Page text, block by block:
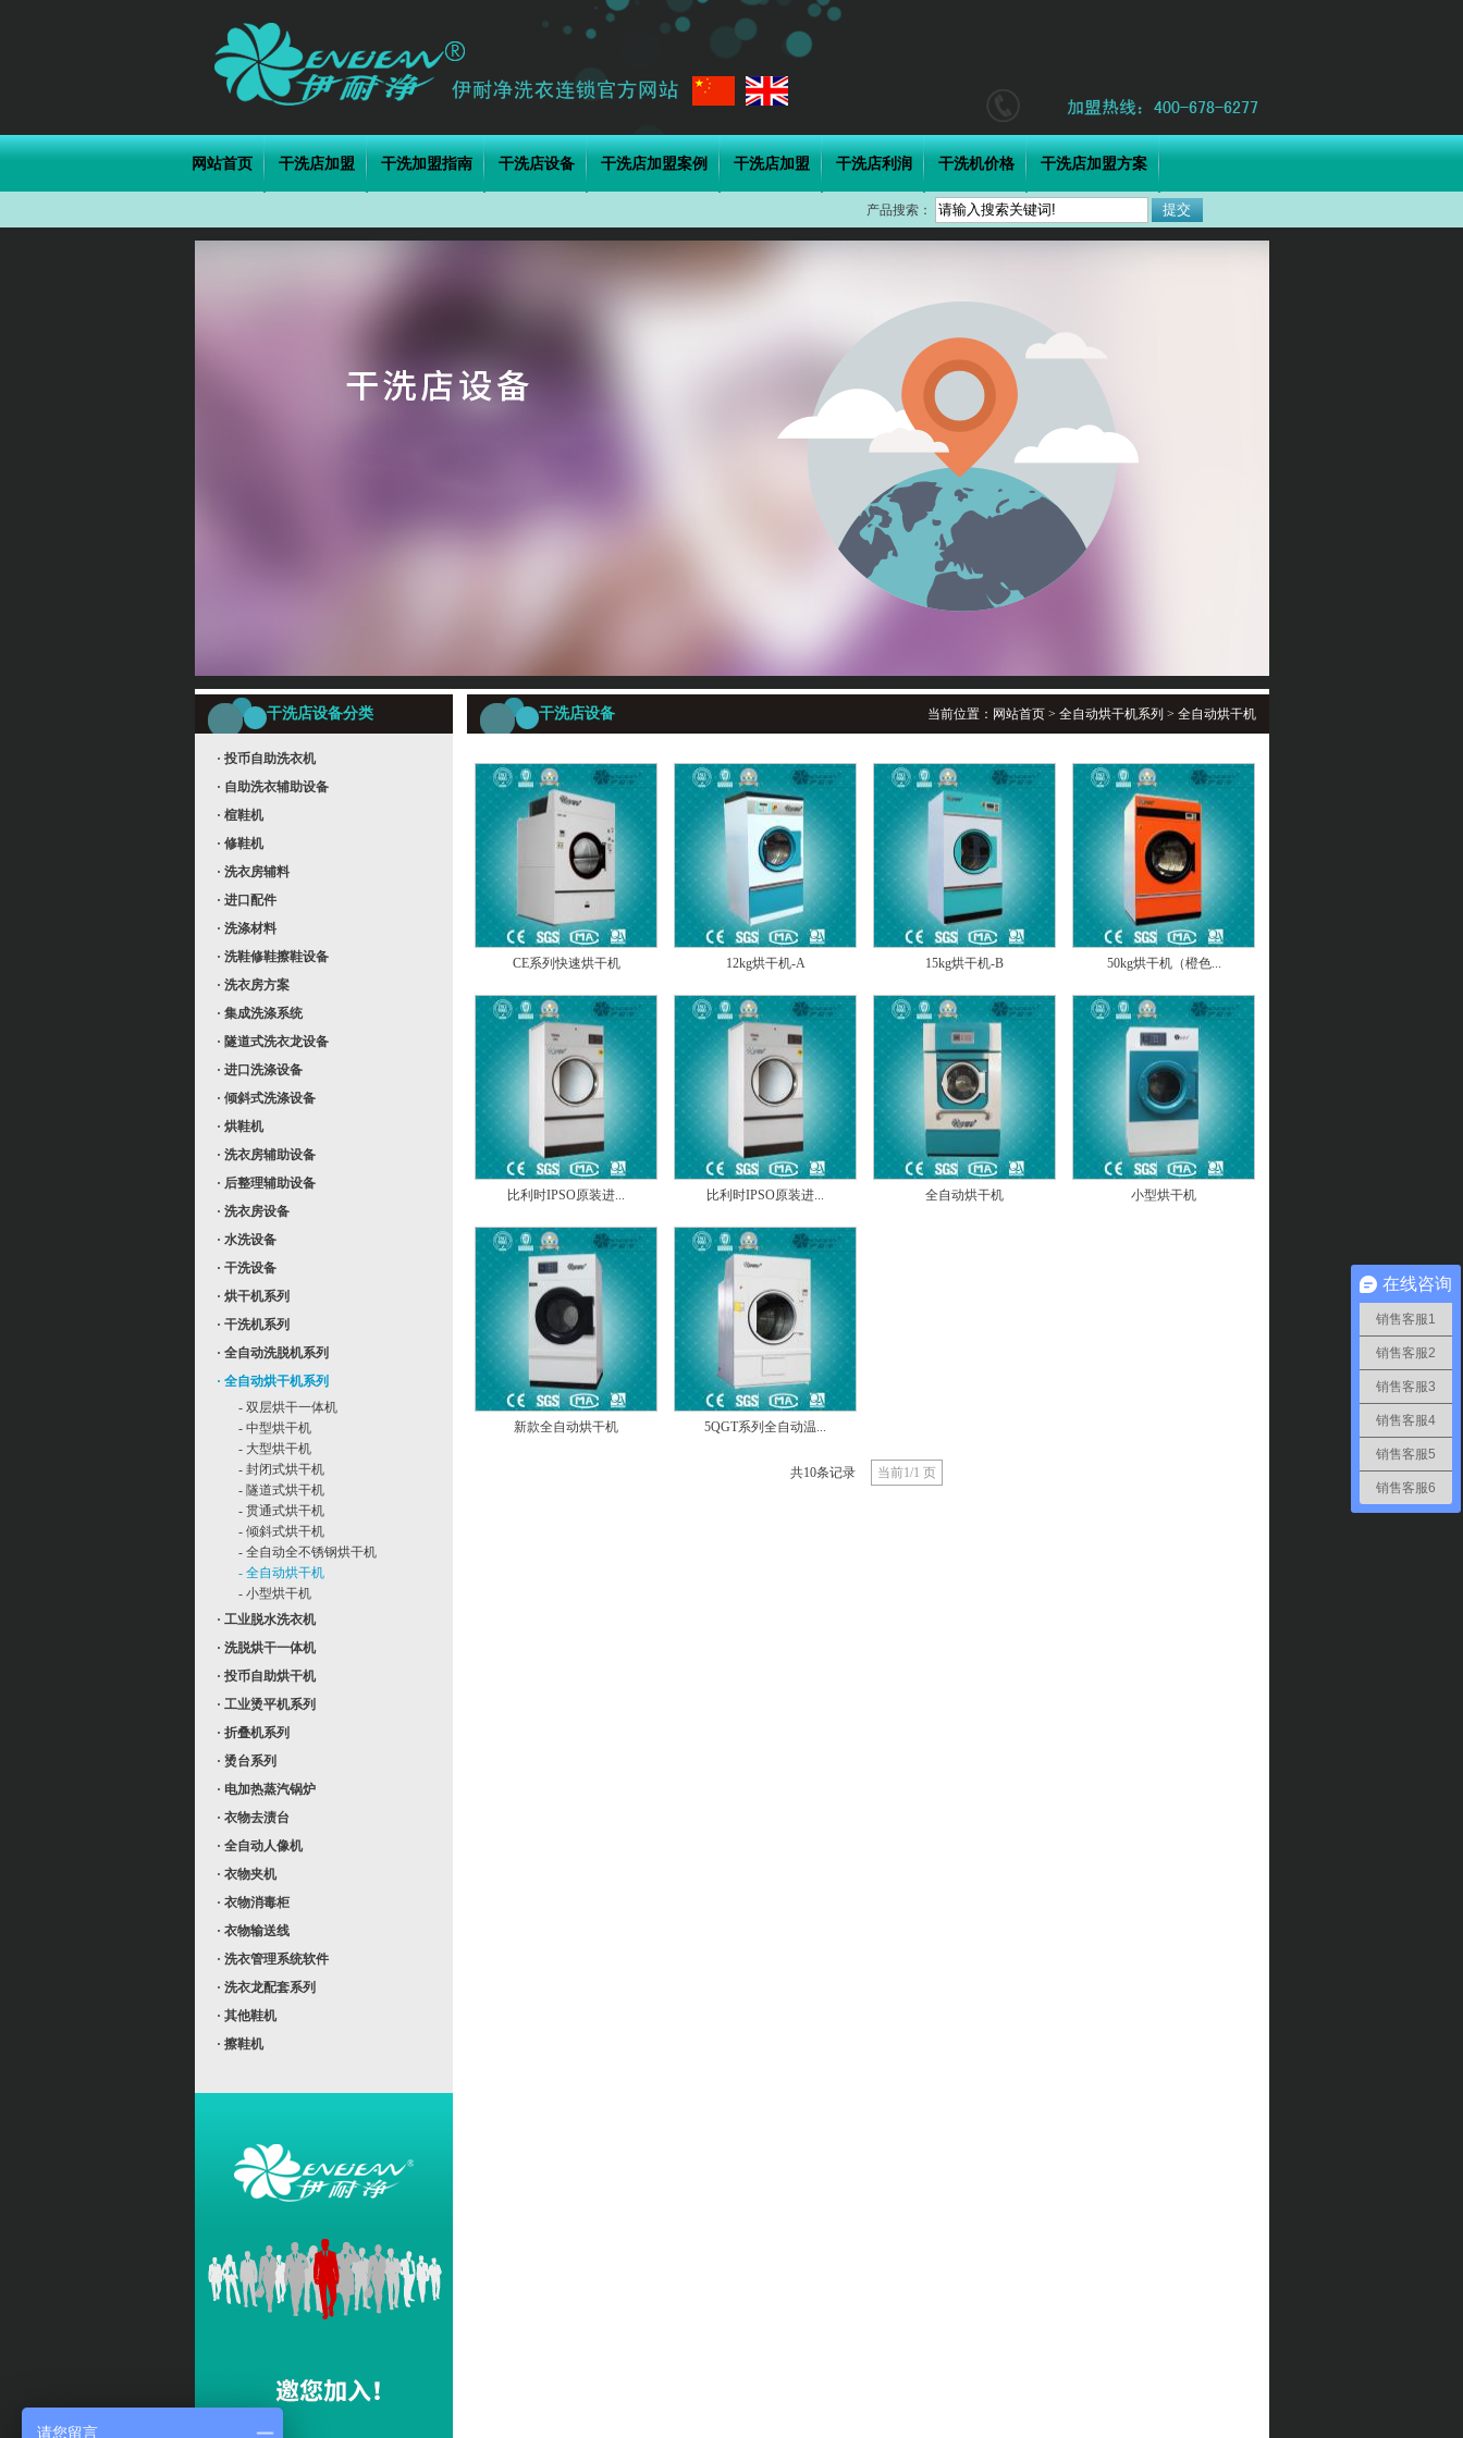
网站首页 干洗店加盟 干洗加盟指南 干洗店设备 干洗店加盟案例 干洗店加盟 干洗店利润 干洗机价格 干洗店加盟方案
产品搜索：
干洗店设备分类
· 投币自助洗衣机
· 自助洗衣辅助设备
· 楦鞋机
· 修鞋机
· 洗衣房辅料
· 进口配件
· 洗涤材料
· 洗鞋修鞋擦鞋设备
· 洗衣房方案
· 集成洗涤系统
· 隧道式洗衣龙设备
· 进口洗涤设备
· 倾斜式洗涤设备
· 烘鞋机
· 洗衣房辅助设备
· 后整理辅助设备
· 洗衣房设备
· 水洗设备
· 干洗设备
· 烘干机系列
· 干洗机系列
· 全自动洗脱机系列
· 全自动烘干机系列
- 双层烘干一体机
- 中型烘干机
- 大型烘干机
- 封闭式烘干机
- 隧道式烘干机
- 贯通式烘干机
- 倾斜式烘干机
- 全自动全不锈钢烘干机
- 全自动烘干机
- 小型烘干机
· 工业脱水洗衣机
· 洗脱烘干一体机
· 投币自助烘干机
· 工业烫平机系列
· 折叠机系列
· 烫台系列
· 电加热蒸汽锅炉
· 衣物去渍台
· 全自动人像机
· 衣物夹机
· 衣物消毒柜
· 衣物输送线
· 洗衣管理系统软件
· 洗衣龙配套系列
· 其他鞋机
· 擦鞋机
干洗店设备 当前位置： 网站首页> 全自动烘干机系列 > 全自动烘干机
CE系列快速烘干机 12kg烘干机-A 15kg烘干机-B 50kg烘干机（橙色...
比利时IPSO原装进... 比利时IPSO原装进... 全自动烘干机 小型烘干机
新款全自动烘干机 5QGT系列全自动温...
共10条记录 当前1/1 页
在线咨询
销售客服1
销售客服2
销售客服3
销售客服4
销售客服5
销售客服6
请您留言